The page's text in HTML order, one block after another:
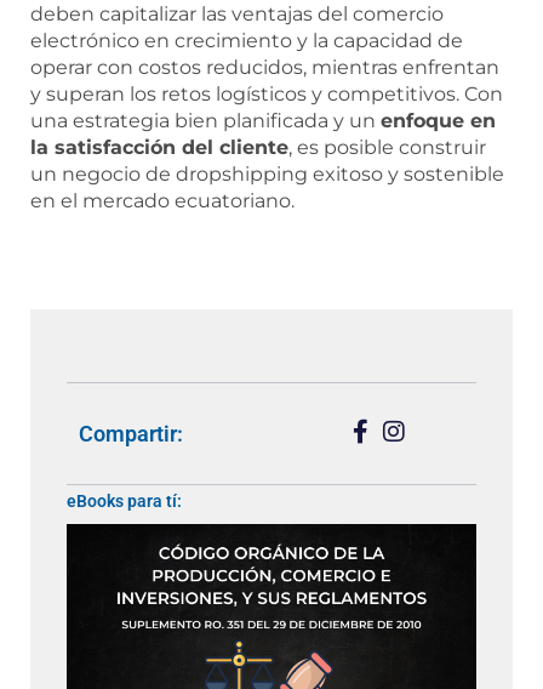
deben capitalizar las ventajas del comercio
electrónico en crecimiento y la capacidad de
operar con costos reducidos, mientras enfrentan
y superan los retos logísticos y competitivos. Con
una estrategia bien planificada y un enfoque en
la satisfacción del cliente, es posible construir
un negocio de dropshipping exitoso y sostenible
en el mercado ecuatoriano.
Compartir:
eBooks para tí: